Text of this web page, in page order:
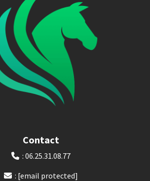
Contact
: 06.25.31.08.77
: [email protected]